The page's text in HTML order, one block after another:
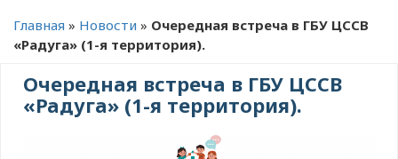
Главная » Новости » Очередная встреча в ГБУ ЦССВ
«Радуга» (1-я территория).
Очередная встреча в ГБУ ЦССВ
«Радуга» (1-я территория).